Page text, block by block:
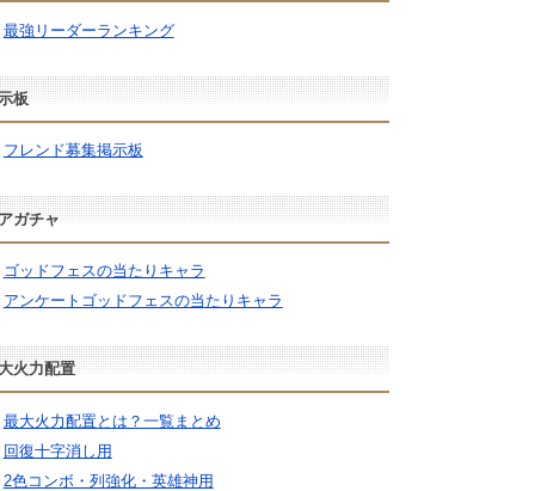
最強リーダーランキング
板
フレンド募集掲示板
ガチャ
ゴッドフェスの当たりキャラ
アンケートゴッドフェスの当たりキャラ
火力配置
最大火力配置とは？一覧まとめ
回復十字消し用
2色コンボ・列強化・英雄神用